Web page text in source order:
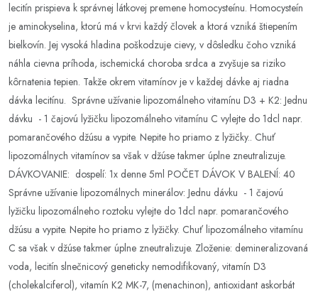
lecitín prispieva k správnej látkovej premene homocysteínu. Homocysteín
je aminokyselina, ktorú má v krvi každý človek a ktorá vzniká štiepením
bielkovín. Jej vysoká hladina poškodzuje cievy, v dôsledku čoho vzniká
náhla cievna príhoda, ischemická choroba srdca a zvyšuje sa riziko
kôrnatenia tepien. Takže okrem vitamínov je v každej dávke aj riadna
dávka lecitínu. Správne užívanie lipozomálneho vitamínu D3 + K2: Jednu
dávku - 1 čajovú lyžičku lipozomálneho vitamínu C vylejte do 1dcl napr.
pomarančového džúsu a vypite. Nepite ho priamo z lyžičky.. Chuť
lipozomálnych vitamínov sa však v džúse takmer úplne zneutralizuje.
DÁVKOVANIE: dospelí: 1x denne 5ml POČET DÁVOK V BALENÍ: 40
Správne užívanie lipozomálnych minerálov: Jednu dávku - 1 čajovú
lyžičku lipozomálneho roztoku vylejte do 1dcl napr. pomarančového
džúsu a vypite. Nepite ho priamo z lyžičky. Chuť lipozomálneho vitamínu
C sa však v džúse takmer úplne zneutralizuje. Zloženie: demineralizovaná
voda, lecitín slnečnicový geneticky nemodifikovaný, vitamín D3
(cholekalciferol), vitamín K2 MK-7, (menachinon), antioxidant askorbát